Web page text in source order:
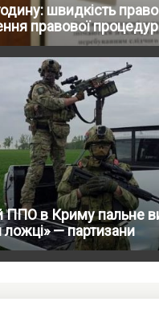
швидкість
правової
ППО в Криму пальне
ложці» — партизани